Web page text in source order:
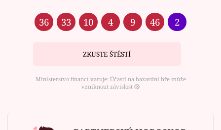
36 33 10 4 9 46 2
ZKUSTE ŠTĚSTÍ
Ministerstvo financí varuje: Účastí na hazardní hře může
vzniknout závislost ⑱